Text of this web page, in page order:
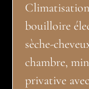
bouilloire
sèche-
chambre,
privative